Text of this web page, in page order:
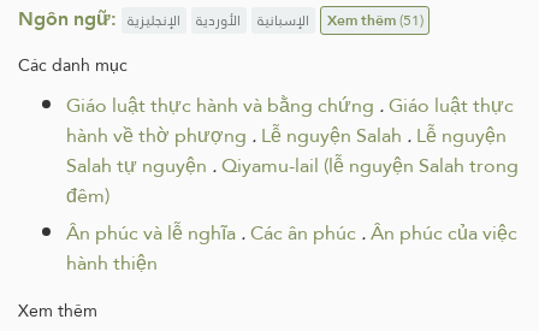
Ngôn ngữ: الإنجليزية الأوردية الإسبانية Xem thêm(51)
Các danh mục
Giáo luật thực hành và bằng chứng .Giáo luật thực
hành về thờ phượng .Lễ nguyện Salah .Lễ nguyện
Salah tự nguyện .Qiyamu-lail (lễ nguyện Salah trong
đêm)
Ân phúc và lễ nghĩa.Các ân phúc .Ân phúc của việc
hành thiện
Xem thêm